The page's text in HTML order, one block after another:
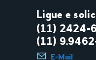
Ligue e
(11) 2424-
(11)
E-Mail